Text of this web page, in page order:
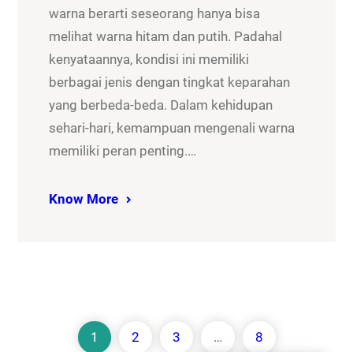
warna berarti seseorang hanya bisa
melihat warna hitam dan putih. Padahal
kenyataannya, kondisi ini memiliki
berbagai jenis dengan tingkat keparahan
yang berbeda-beda. Dalam kehidupan
sehari-hari, kemampuan mengenali warna
memiliki peran penting.…
Know More
1 2 3 … 8